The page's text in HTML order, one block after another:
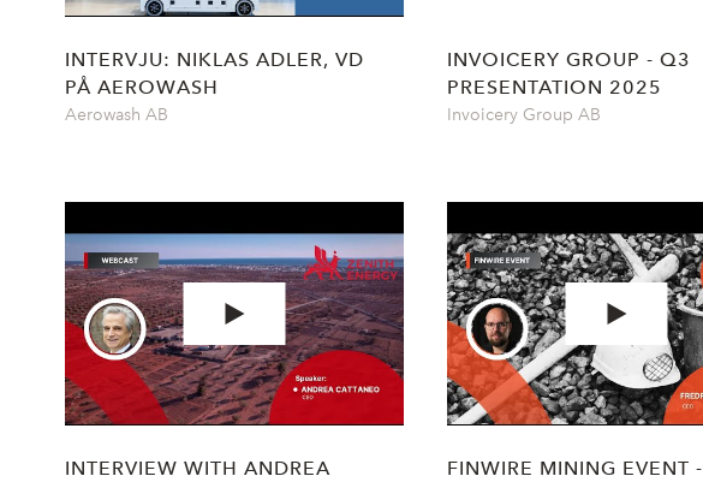
INTERVJU: NIKLAS ADLER, VD
PÅ AEROWASH
Aerowash AB
INVOICERY GROUP - Q3
PRESENTATION 2025
Invoicery Group AB
INTERVIEW WITH ANDREA
FINWIRE MINING EVENT -